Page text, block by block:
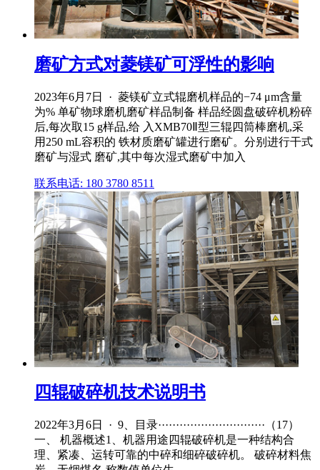
磨矿方式对菱镁矿可浮性的影响
2023年6月7日 · 菱镁矿立式辊磨机样品的−74 μm含量
为% 单矿物球磨机磨矿样品制备 样品经圆盘破碎机粉碎
后,每次取15 g样品,给 入XMB70Ⅱ型三辊四筒棒磨机,采
用250 mL容积的 铁材质磨矿罐进行磨矿。分别进行干式
磨矿与湿式 磨矿,其中每次湿式磨矿中加入
联系电话: 180 3780 8511
四辊破碎机技术说明书
2022年3月6日 · 9、目录······························（17）
一、 机器概述1、机器用途四辊破碎机是一种结构合
理、紧凑、运转可靠的中碎和细碎破碎机。 破碎材料焦